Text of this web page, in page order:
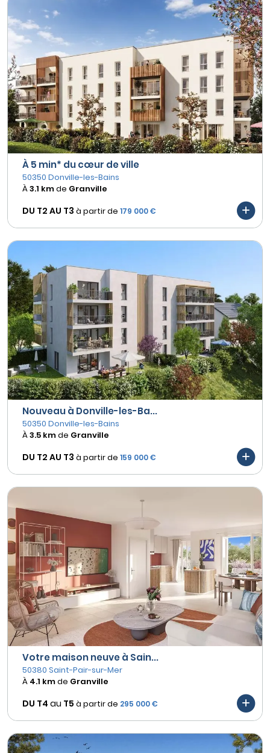
À 5 min* du cœur de ville
50350 Donville-les-Bains
À3.1 kmde Granville
DU T2 AU T3 à partir de 179 000 €
Nouveau à Donville-les-Ba...
50350 Donville-les-Bains
À3.5 kmde Granville
DU T2 AU T3 à partir de 159 000 €
Votre maison neuve à Sain...
50380 Saint-Pair-sur-Mer
À 4.1 kmde Granville
DU T4 au T5 à partir de 295 000 €